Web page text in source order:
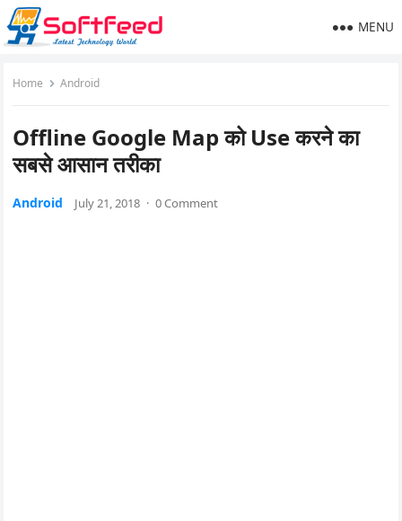
MENU
Home Android
Offline Google Map को Use करने का
सबसे आसान तरीका
Android July 21, 2018 · 0 Comment